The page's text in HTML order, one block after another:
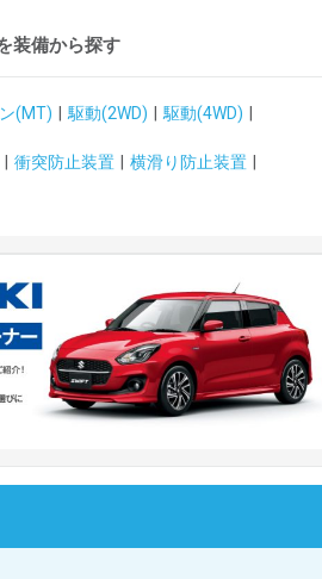
装備から探す
(MT) 駆動(2WD) 駆動(4WD)
衝突防止装置 横滑り防止装置